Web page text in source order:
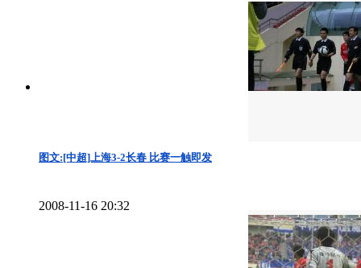
图文:[中超]上海3-2长春 比赛一触即发
2008-11-16 20:32